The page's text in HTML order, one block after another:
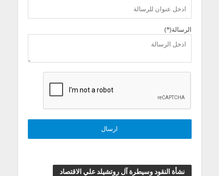
الرسالة(*)
نشأة النقود وسيطرة آل روتشيلد علي الاقتصاد